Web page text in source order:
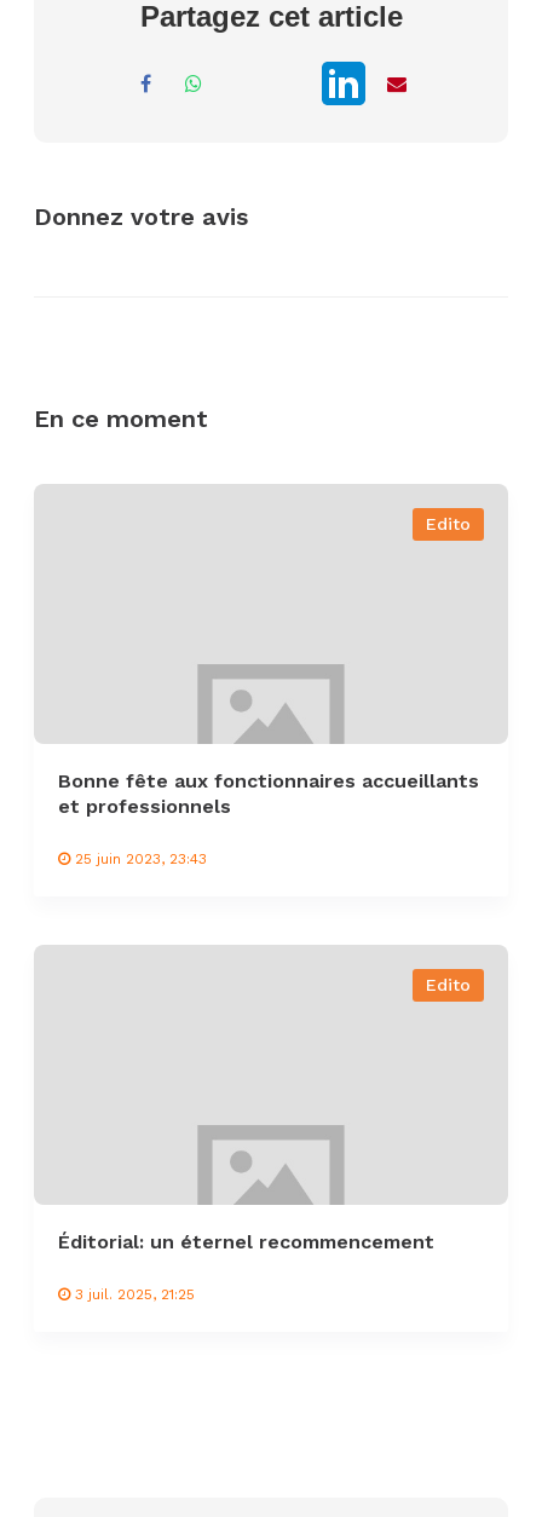
Partagez cet article
Donnez votre avis
En ce moment
Edito
Bonne fête aux fonctionnaires accueillants
et professionnels
25 juin 2023, 23:43
Edito
Éditorial: un éternel recommencement
3 juil. 2025, 21:25